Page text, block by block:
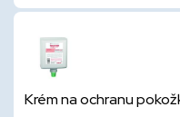
Krém na ochranu